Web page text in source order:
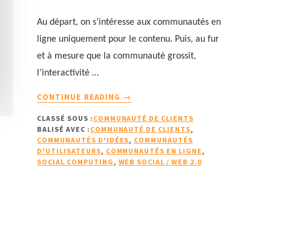
Au départ, on s’intéresse aux communautés en
ligne uniquement pour le contenu. Puis, au fur
et à mesure que la communauté grossit,
l’interactivité …
CONTINUE READING
DIFFÉRENTS
TYPES
DE
COMMUNAUTÉS
→
CLASSÉ SOUS : COMMUNAUTÉ DE CLIENTS
BALISÉ AVEC : COMMUNAUTÉ DE CLIENTS,
COMMUNAUTÉS D'IDÉES, COMMUNAUTÉS
D'UTILISATEURS, COMMUNAUTÉS EN LIGNE,
SOCIAL COMPUTING, WEB SOCIAL / WEB 2.0